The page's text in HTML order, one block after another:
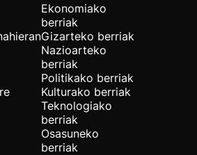
Ekonomiako
berriak
Gizarteko berriak
Nazioarteko
berriak
Politikako berriak
Kulturako berriak
Teknologiako
berriak
Osasuneko
berriak